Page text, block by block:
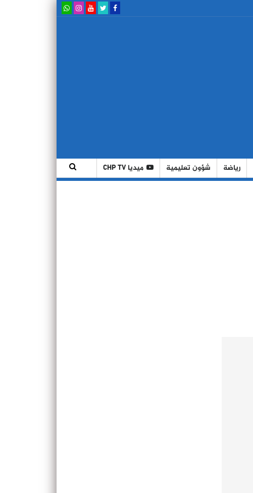
رياضة شؤون تعليمية ميديا CHP TV